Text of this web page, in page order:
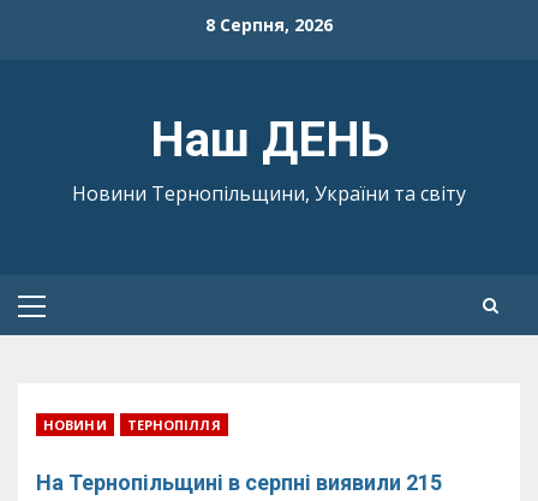
8 Серпня, 2026
Наш ДЕНЬ
Новини Тернопільщини, України та світу
Primary
НОВИНИ ТЕРНОПІЛЛЯ
На Тернопільщині в серпні виявили 215